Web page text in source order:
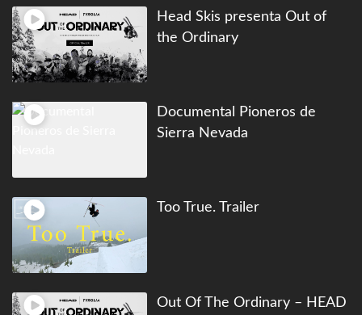
Head Skis presenta Out of
the Ordinary
Documental Pioneros de
Sierra Nevada
Too True. Trailer
Out Of The Ordinary – HEAD